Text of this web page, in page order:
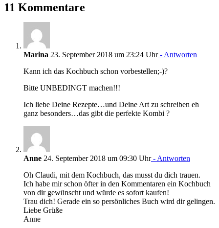
11 Kommentare
Marina 23. September 2018 um 23:24 Uhr- Antworten
Kann ich das Kochbuch schon vorbestellen;-)?
Bitte UNBEDINGT machen!!!
Ich liebe Deine Rezepte…und Deine Art zu schreiben eh
ganz besonders…das gibt die perfekte Kombi ?
Anne 24. September 2018 um 09:30 Uhr- Antworten
Oh Claudi, mit dem Kochbuch, das musst du dich trauen.
Ich habe mir schon öfter in den Kommentaren ein Kochbuch
von dir gewünscht und würde es sofort kaufen!
Trau dich! Gerade ein so persönliches Buch wird dir gelingen.
Liebe Grüße
Anne